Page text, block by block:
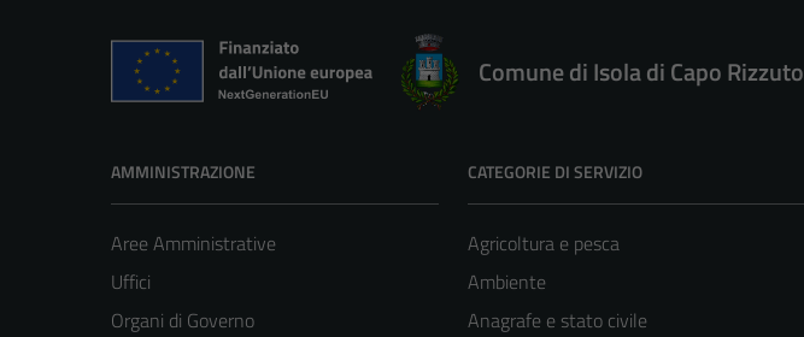
Comune di Isola di Capo Rizzuto
AMMINISTRAZIONE
Aree Amministrative
Uffici
Organi di Governo
CATEGORIE DI SERVIZIO
Agricoltura e pesca
Ambiente
Anagrafe e stato civile